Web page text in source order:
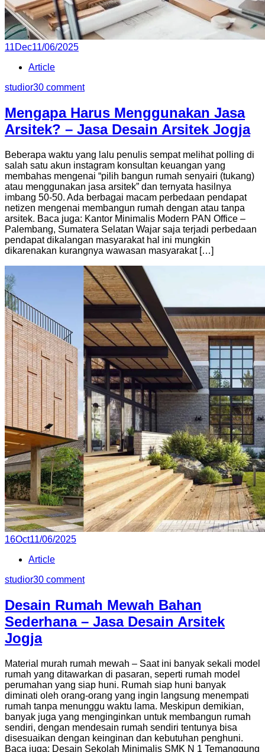
Posted
11Dec11/06/2025
Article
studior30 comment
Mengapa Harus Menggunakan Jasa
Arsitek? – Jasa Desain Arsitek Jogja
Beberapa waktu yang lalu penulis sempat melihat polling di
salah satu akun instagram konsultan keuangan yang
membahas mengenai “pilih bangun rumah senyairi (tukang)
atau menggunakan jasa arsitek” dan ternyata hasilnya
imbang 50-50. Ada berbagai macam perbedaan pendapat
netizen mengenai membangun rumah dengan atau tanpa
arsitek. Baca juga: Kantor Minimalis Modern PAN Office –
Palembang, Sumatera Selatan Wajar saja terjadi perbedaan
pendapat dikalangan masyarakat hal ini mungkin
dikarenakan kurangnya wawasan masyarakat […]
Posted
16Oct11/06/2025
Article
studior30 comment
Desain Rumah Mewah Bahan
Sederhana – Jasa Desain Arsitek
Jogja
Material murah rumah mewah – Saat ini banyak sekali model
rumah yang ditawarkan di pasaran, seperti rumah model
perumahan yang siap huni. Rumah siap huni banyak
diminati oleh orang-orang yang ingin langsung menempati
rumah tanpa menunggu waktu lama. Meskipun demikian,
banyak juga yang menginginkan untuk membangun rumah
sendiri, dengan mendesain rumah sendiri tentunya bisa
disesuaikan dengan keinginan dan kebutuhan penghuni.
Baca juga: Desain Sekolah Minimalis SMK N 1 Temanggung